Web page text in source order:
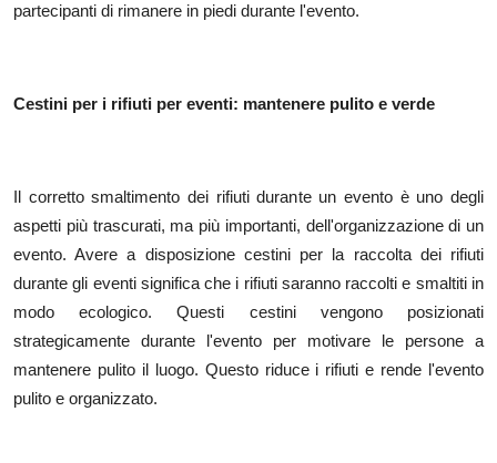
Support Number
partecipanti di rimanere in piedi durante l'evento.
Cestini per i rifiuti per eventi: mantenere pulito e verde
Il corretto smaltimento dei rifiuti durante un evento è uno degli
aspetti più trascurati, ma più importanti, dell'organizzazione di un
evento. Avere a disposizione cestini per la raccolta dei rifiuti
durante gli eventi significa che i rifiuti saranno raccolti e smaltiti in
modo ecologico. Questi cestini vengono posizionati
strategicamente durante l'evento per motivare le persone a
mantenere pulito il luogo. Questo riduce i rifiuti e rende l'evento
pulito e organizzato.